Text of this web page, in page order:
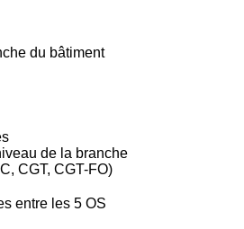
du bâtiment
de la branche
CGT, CGT-FO)
entre les 5 OS